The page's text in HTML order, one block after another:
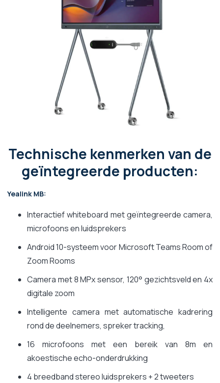
Technische kenmerken van de
geïntegreerde producten:
Yealink MB:
Interactief whiteboard met geïntegreerde camera,
microfoons en luidsprekers
Android 10-systeem voor Microsoft Teams Room of
Zoom Rooms
Camera met 8 MPx sensor, 120° gezichtsveld en 4x
digitale zoom
Intelligente camera met automatische kadrering
rond de deelnemers, spreker tracking,
16 microfoons met een bereik van 8m en
akoestische echo-onderdrukking
4 breedband stereo luidsprekers + 2 tweeters